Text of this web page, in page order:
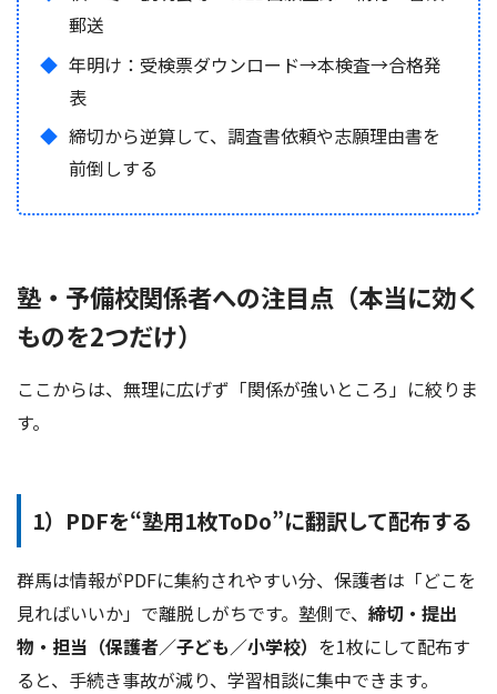
郵送
年明け：受検票ダウンロード→本検査→合格発
表
締切から逆算して、調査書依頼や志願理由書を
前倒しする
塾・予備校関係者への注目点（本当に効く
ものを2つだけ）
ここからは、無理に広げず「関係が強いところ」に絞りま
す。
1）PDFを“塾用1枚ToDo”に翻訳して配布する
群馬は情報がPDFに集約されやすい分、保護者は「どこを
見ればいいか」で離脱しがちです。塾側で、 締切・提出
物・担当（保護者／子ども／小学校） を1枚にして配布す
ると、手続き事故が減り、学習相談に集中できます。